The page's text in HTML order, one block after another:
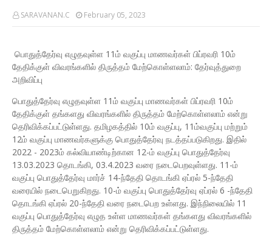
SARAVANAN.C February 05, 2023
பொதுத்தேர்வு எழுதவுள்ள 11ம் வகுப்பு மாணவர்கள் பிப்ரவரி 10ம்
தேதிக்குள் விவரங்களில் திருத்தம் மேற்கொள்ளலாம்: தேர்வுத்துறை
அறிவிப்பு
பொதுத்தேர்வு எழுதவுள்ள 11ம் வகுப்பு மாணவர்கள் பிப்ரவரி 10ம்
தேதிக்குள் தங்களது விவரங்களில் திருத்தம் மேற்கொள்ளலாம் என்று
தெரிவிக்கப்பட்டுள்ளது. தமிழகத்தில் 10ம் வகுப்பு, 11ம்வகுப்பு மற்றும்
12ம் வகுப்பு மாணவர்களுக்கு பொதுத்தேர்வு நடத்தப்படுகிறது. இதில்
2022 - 2023ம் கல்வியாண்டிற்கான 12-ம் வகுப்பு பொதுத்தேர்வு
13.03.2023 தொடங்கி, 03.4.2023 வரை நடைபெறவுள்ளது. 11-ம்
வகுப்பு பொதுத்தேர்வு மார்ச் 14-ந்தேதி தொடங்கி ஏப்ரல் 5-ந்தேதி
வரையில் நடைபெறுகிறது. 10-ம் வகுப்பு பொதுத்தேர்வு ஏப்ரல் 6 -ந்தேதி
தொடங்கி ஏப்ரல் 20-ந்தேதி வரை நடைபெற உள்ளது. இந்நிலையில் 11
வகுப்பு பொதுத்தேர்வு எழுத உள்ள மாணவர்கள் தங்களது விவரங்களில்
திருத்தம் மேற்கொள்ளலாம் என்று தெரிவிக்கப்பட்டுள்ளது.